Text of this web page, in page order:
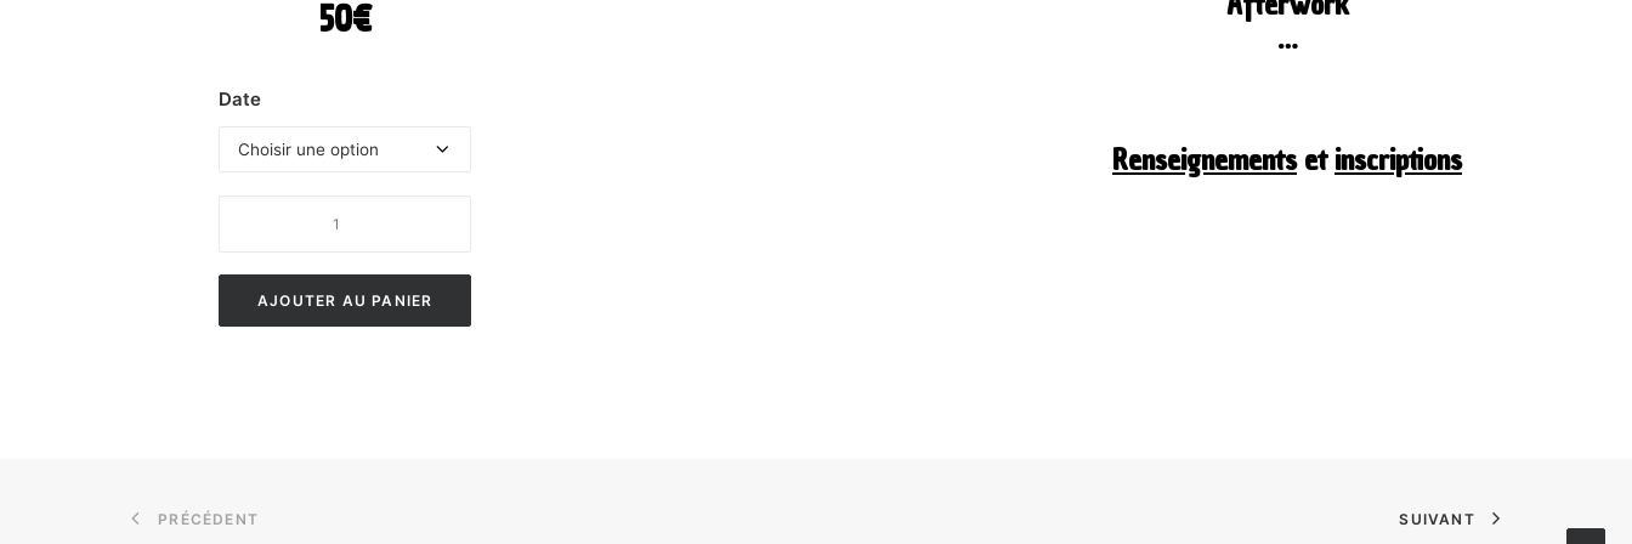
50€
Date
Initiation
AJOUTER AU PANIER
…
Renseignementsetinscriptions
PRÉCÉDENT SUIVANT